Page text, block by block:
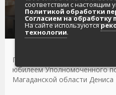
миссию: быть голосом
щитом для тех, кто
защите
Председатель Магаданской
юбилеем Уполномоченного
Магаданской области Дениса
соответствии с настоящим
Политикой обработки
Согласием на
На сайте используются
технологии.